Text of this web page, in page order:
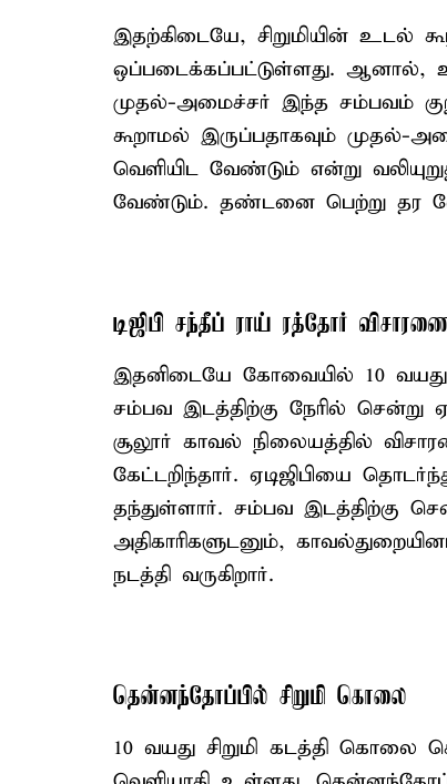
இதற்கிடையே, சிறுமியின் உடல்
ஒப்படைக்கப்பட்டுள்ளது. ஆனால்,
முதல்-அமைச்சர் இந்த சம்பவம்
கூறாமல் இருப்பதாகவும் முதல்-
வெளியிட வேண்டும் என்று
வேண்டும். தண்டனை பெற்று தர
டிஜிபி சந்தீப் ராய் ரத்தோர்
இதனிடையே கோவையில் 10 வயது
சம்பவ இடத்திற்கு நேரில்
சூலூர் காவல் நிலையத்தில்
கேட்டறிந்தார். ஏடிஜிபியை
தந்துள்ளார். சம்பவ இடத்திற்கு
அதிகாரிகளுடனும்,
நடத்தி வருகிறார்.
தென்னந்தோப்பில் சிறுமி கொலை
10 வயது சிறுமி கடத்தி கொலை